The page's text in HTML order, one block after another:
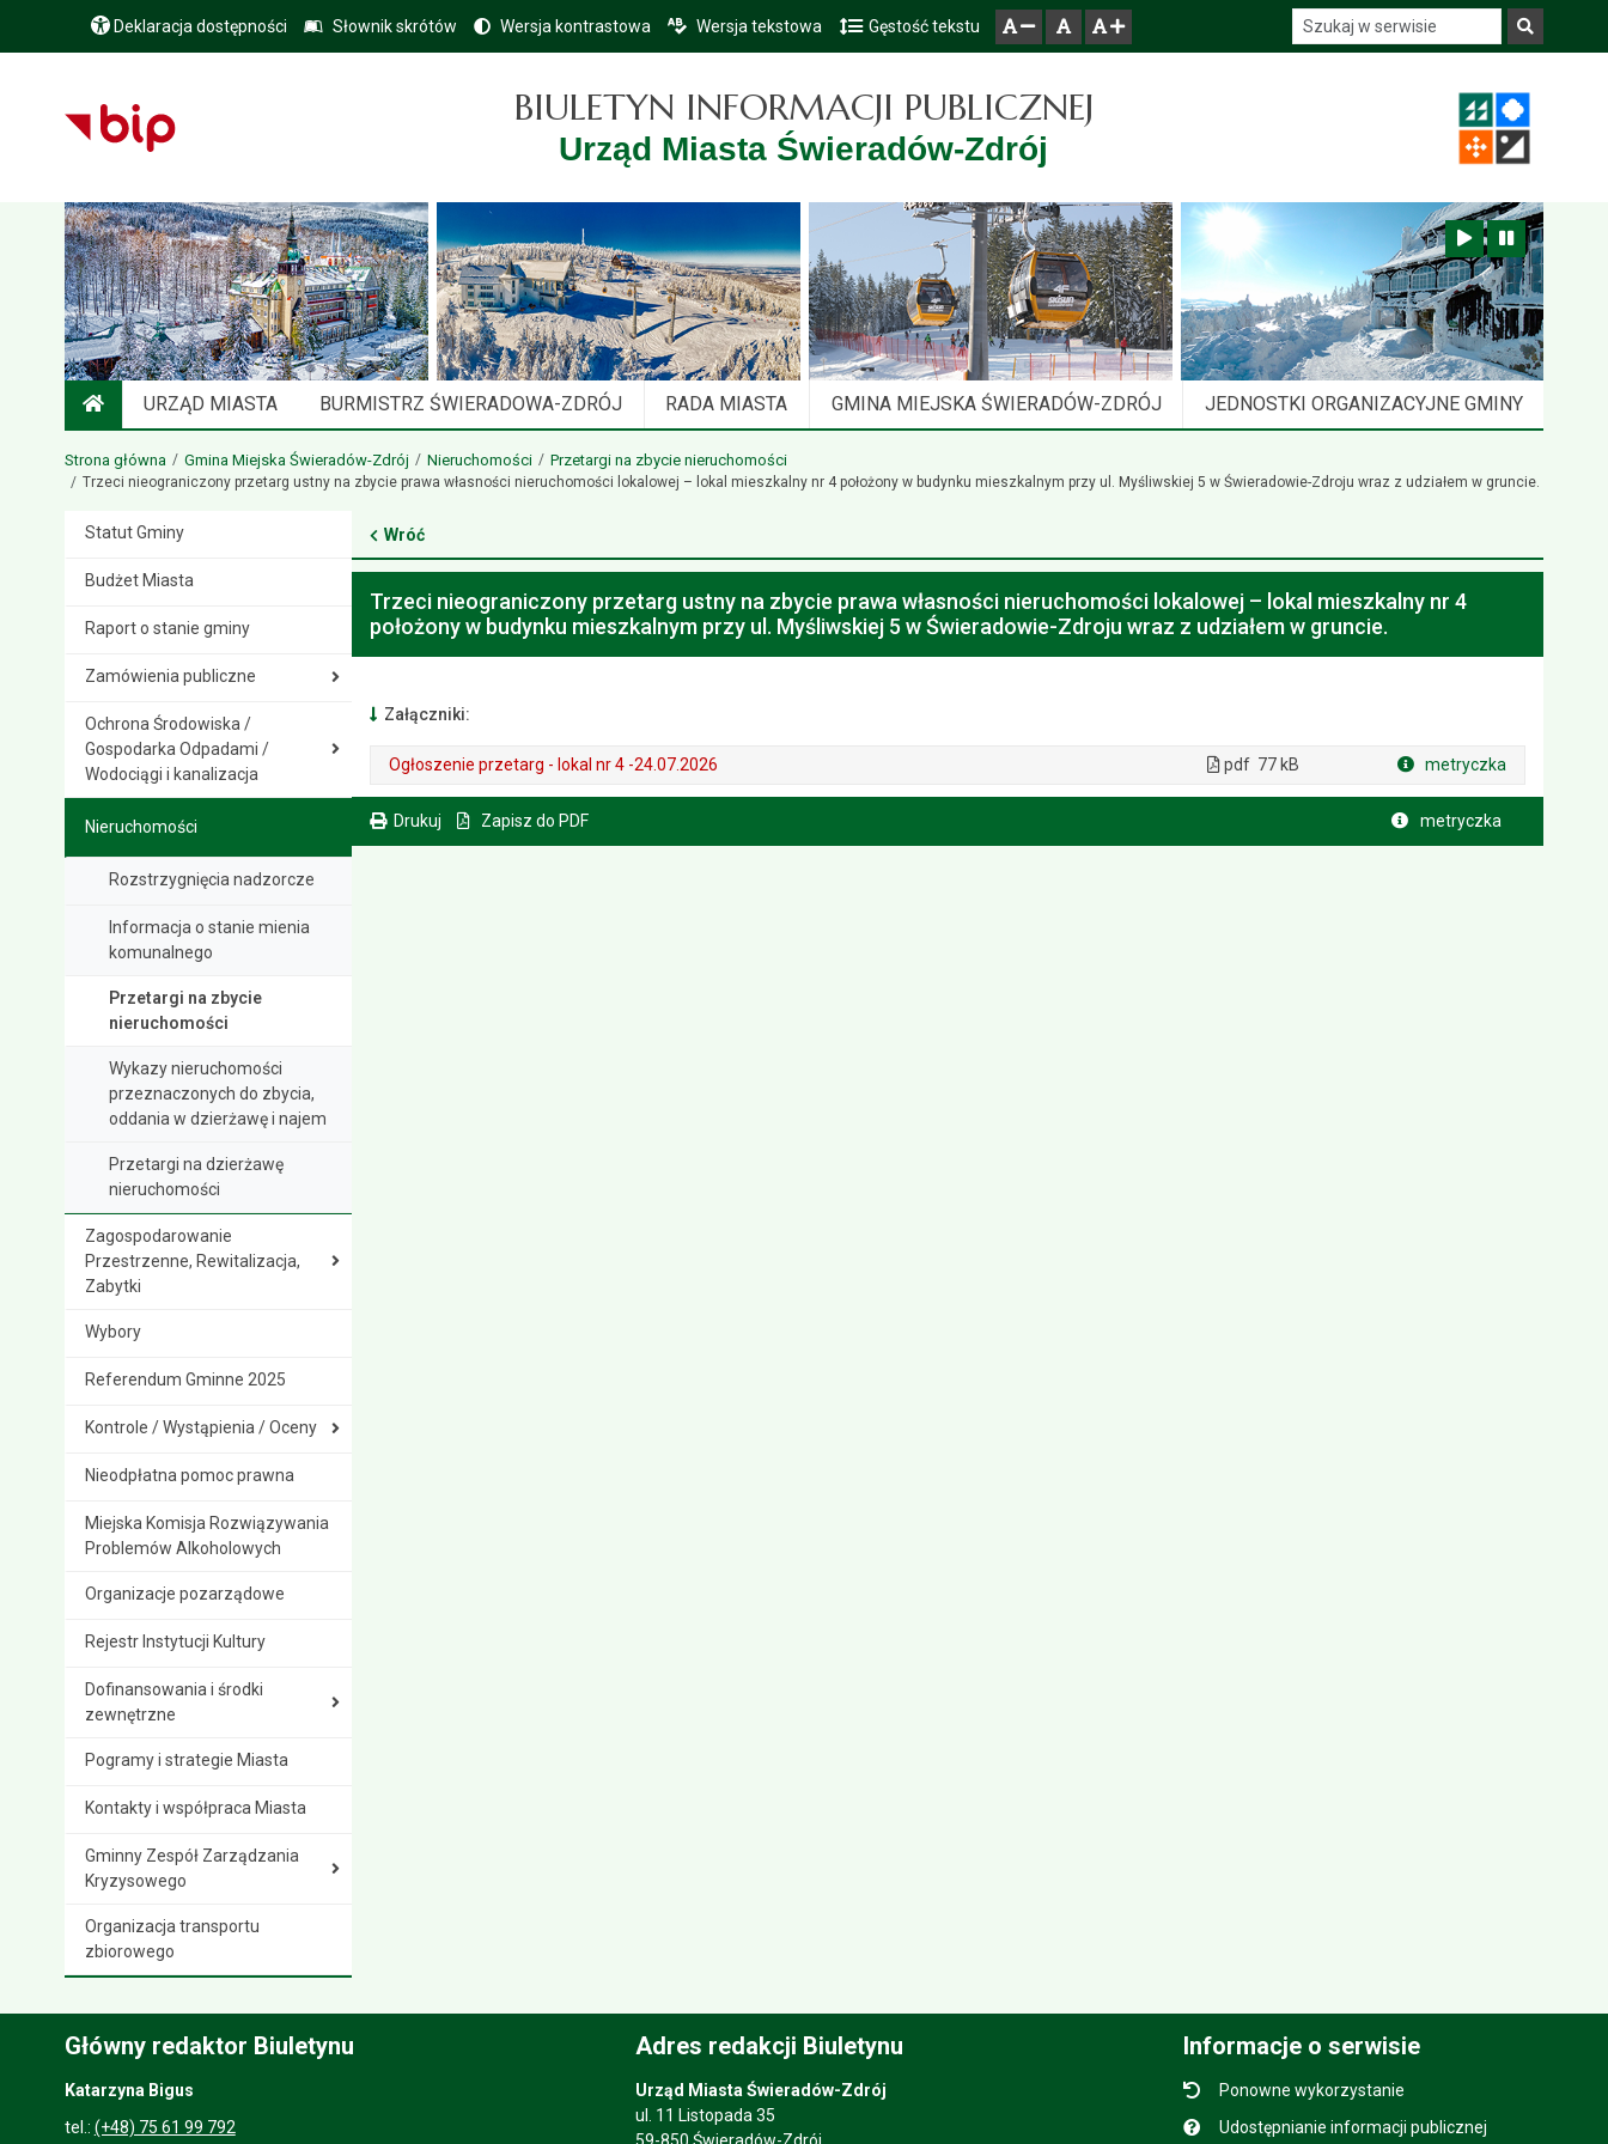
Przejdź do głównego menu
Przejdź do treści
Przejdź do mapy serwisu
Deklaracja dostępności Słownik skrótów Wersja kontrastowa Wersja tekstowa Gęstość tekstu
BIULETYN INFORMACJI PUBLICZNEJ
Urząd Miasta Świeradów-Zdrój
URZĄD MIASTA BURMISTRZ ŚWIERADOWA-ZDRÓJ RADA MIASTA GMINA MIEJSKA ŚWIERADÓW-ZDRÓJ JEDNOSTKI ORGANIZACYJNE GMINY
Strona główna Gmina Miejska Świeradów-Zdrój Nieruchomości Przetargi na zbycie nieruchomości
Trzeci nieograniczony przetarg ustny na zbycie prawa własności nieruchomości lokalowej – lokal mieszkalny nr 4 położony w budynku mieszkalnym przy ul. Myśliwskiej 5 w Świeradowie-Zdroju wraz z udziałem w gruncie.
Statut Gminy
Budżet Miasta
Raport o stanie gminy
Zamówienia publiczne
Ochrona Środowiska /
Gospodarka Odpadami /
Wodociągi i kanalizacja
Nieruchomości
Rozstrzygnięcia nadzorcze
Informacja o stanie mienia
komunalnego
Przetargi na zbycie
nieruchomości
Wykazy nieruchomości
przeznaczonych do zbycia,
oddania w dzierżawę i najem
Przetargi na dzierżawę
nieruchomości
Zagospodarowanie
Przestrzenne, Rewitalizacja,
Zabytki
Wybory
Referendum Gminne 2025
Kontrole / Wystąpienia / Oceny
Nieodpłatna pomoc prawna
Miejska Komisja Rozwiązywania
Problemów Alkoholowych
Organizacje pozarządowe
Rejestr Instytucji Kultury
Dofinansowania i środki
zewnętrzne
Pogramy i strategie Miasta
Kontakty i współpraca Miasta
Gminny Zespół Zarządzania
Kryzysowego
Organizacja transportu
zbiorowego
Wróć
Trzeci nieograniczony przetarg ustny na zbycie prawa własności nieruchomości lokalowej – lokal mieszkalny nr 4
położony w budynku mieszkalnym przy ul. Myśliwskiej 5 w Świeradowie-Zdroju wraz z udziałem w gruncie.
Załączniki:
Ogłoszenie przetarg - lokal nr 4 -24.07.2026 pdf 77 kB metryczka
Drukuj Zapisz do PDF metryczka
Główny redaktor Biuletynu
Katarzyna Bigus
tel.: (+48) 75 61 99 792
Adres redakcji Biuletynu
Urząd Miasta Świeradów-Zdrój
ul. 11 Listopada 35
59-850 Świeradów-Zdrój
Informacje o serwisie
Ponowne wykorzystanie
Udostępnianie informacji publicznej